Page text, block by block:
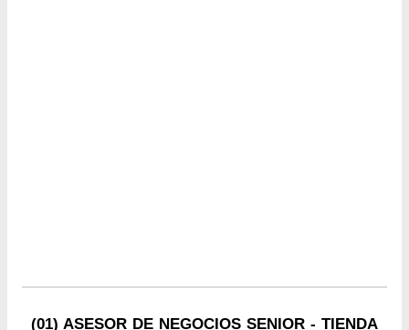
(01) ASESOR DE NEGOCIOS SENIOR - TIENDA